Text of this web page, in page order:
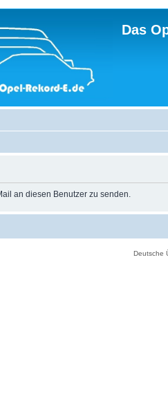
Das
an diesen Benutzer zu senden.
Deutsche